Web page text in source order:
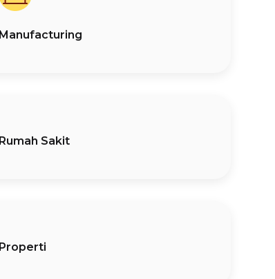
Manufacturing
Rumah Sakit
Properti